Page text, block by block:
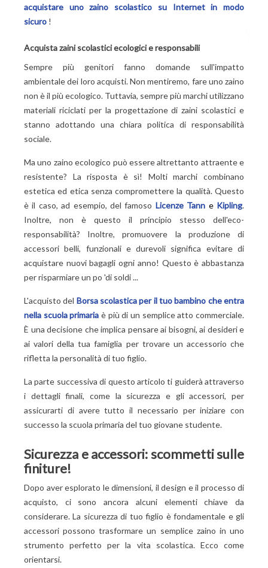
acquistare uno zaino scolastico su Internet in modo
sicuro !
Acquista zaini scolastici ecologici e responsabili
Sempre più genitori fanno domande sull'impatto
ambientale dei loro acquisti. Non mentiremo, fare uno zaino
non è il più ecologico. Tuttavia, sempre più marchi utilizzano
materiali riciclati per la progettazione di zaini scolastici e
stanno adottando una chiara politica di responsabilità
sociale.
Ma uno zaino ecologico può essere altrettanto attraente e
resistente? La risposta è sì! Molti marchi combinano
estetica ed etica senza compromettere la qualità. Questo
è il caso, ad esempio, del famoso Licenze Tann e Kipling.
Inoltre, non è questo il principio stesso dell'eco-
responsabilità? Inoltre, promuovere la produzione di
accessori belli, funzionali e durevoli significa evitare di
acquistare nuovi bagagli ogni anno! Questo è abbastanza
per risparmiare un po 'di soldi ...
L'acquisto del Borsa scolastica per il tuo bambino che entra
nella scuola primaria è più di un semplice atto commerciale.
È una decisione che implica pensare ai bisogni, ai desideri e
ai valori della tua famiglia per trovare un accessorio che
rifletta la personalità di tuo figlio.
La parte successiva di questo articolo ti guiderà attraverso
i dettagli finali, come la sicurezza e gli accessori, per
assicurarti di avere tutto il necessario per iniziare con
successo la scuola primaria del tuo giovane studente.
Sicurezza e accessori: scommetti sulle
finiture!
Dopo aver esplorato le dimensioni, il design e il processo di
acquisto, ci sono ancora alcuni elementi chiave da
considerare. La sicurezza di tuo figlio è fondamentale e gli
accessori possono trasformare un semplice zaino in uno
strumento perfetto per la vita scolastica. Ecco come
orientarsi.